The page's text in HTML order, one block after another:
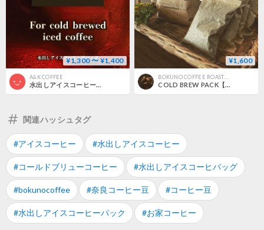
¥1,300 〜 ¥1,400
A&K COFFEE
水出しアイスコーヒー用パック(2パック入り)
¥1,600
COLD BREW PACK【夏空ブレンド】
関連ハッシュタグ
#アイスコーヒー #水出しアイスコーヒー
#コールドブリューコーヒー #水出しアイスコーヒバッグ
#bokunocoffee #奈良コーヒー豆 #コーヒー豆
#水出しアイスコーヒーパック #お家コーヒー